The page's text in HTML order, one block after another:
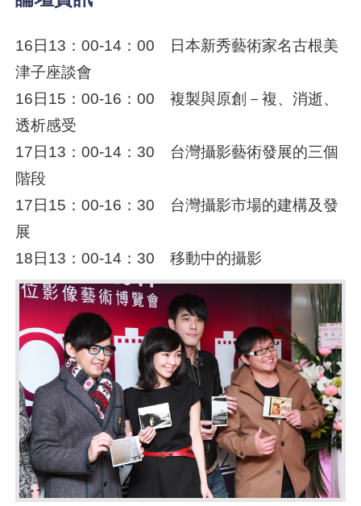
16日13：00-14：00 日本新秀藝術家名古根美
津子座談會
16日15：00-16：00 複製與原創－複、消逝、
透析感受
17日13：00-14：30 台灣攝影藝術發展的三個
階段
17日15：00-16：30 台灣攝影市場的建構及發
展
18日13：00-14：30 移動中的攝影